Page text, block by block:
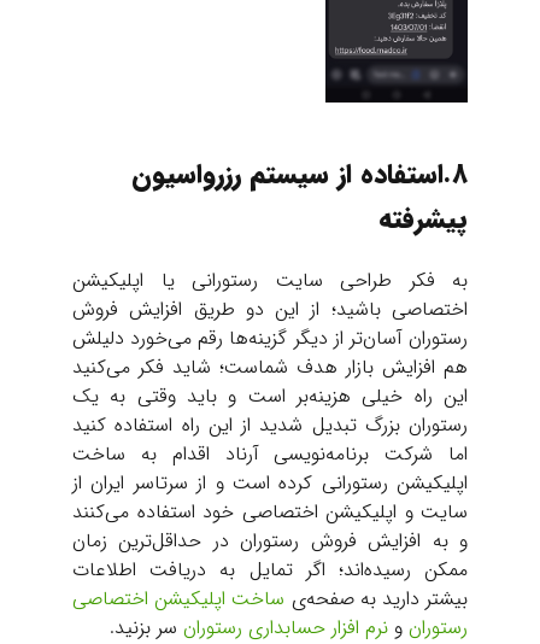
8.استفاده از سیستم رزرواسیون
پیشرفته
به فکر طراحی سایت رستورانی یا اپلیکیشن
اختصاصی باشید؛ از این دو طریق افزایش فروش
رستوران آسان‌تر از دیگر گزینه‌ها رقم می‌خورد دلیلش
هم افزایش بازار هدف شماست؛ شاید فکر می‌کنید
این راه خیلی هزینه‌بر است و باید وقتی به یک
رستوران بزرگ تبدیل شدید از این راه استفاده کنید
اما شرکت برنامه‌نویسی آرناد اقدام به ساخت
اپلیکیشن رستورانی کرده است و از سرتاسر ایران از
سایت و اپلیکیشن اختصاصی خود استفاده می‌کنند
و به افزایش فروش رستوران در حداقل‌ترین زمان
ممکن رسیده‌اند؛ اگر تمایل به دریافت اطلاعات
بیشتر دارید به صفحه‌ی ساخت اپلیکیشن اختصاصی
رستوران و نرم افزار حسابداری رستوران سر بزنید.